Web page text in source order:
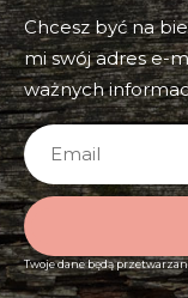
Chcesz być na
mi swój adres e-
ważnych
Twoje dane będą